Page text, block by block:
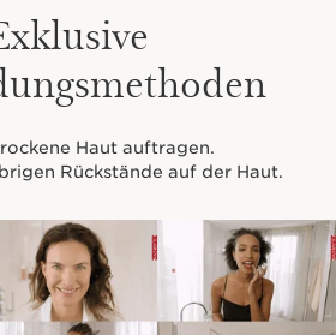
Haut auftragen.
Rückstände auf der Haut.